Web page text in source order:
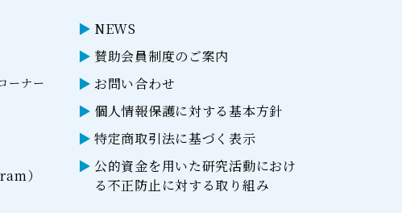
ーナー
）
NEWS
賛助会員制度のご案内
お問い合わせ
個人情報保護に対する基本方針
特定商取引法に基づく表示
公的資金を用いた研究活動におけ
る不正防止に対する取り組み